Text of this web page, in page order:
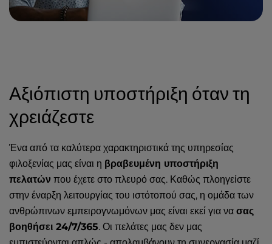
Αξιόπιστη υποστήριξη όταν τη
χρειάζεστε
Ένα από τα καλύτερα χαρακτηριστικά της υπηρεσίας
φιλοξενίας μας είναι η βραβευμένη υποστήριξη
πελατών που έχετε στο πλευρό σας. Καθώς πλοηγείστε
στην έναρξη λειτουργίας του ιστότοπού σας, η ομάδα των
ανθρώπινων εμπειρογνωμόνων μας είναι εκεί για να σας
βοηθήσει 24/7/365. Οι πελάτες μας δεν μας